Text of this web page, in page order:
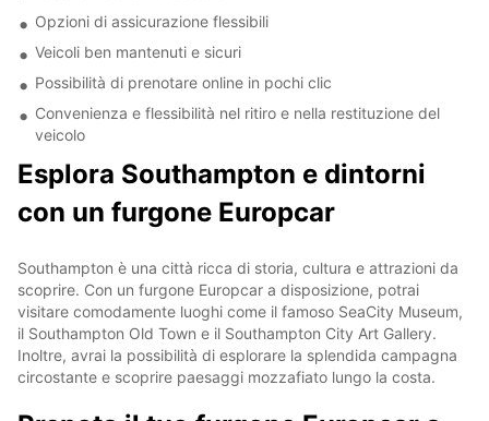
Opzioni di assicurazione flessibili
Veicoli ben mantenuti e sicuri
Possibilità di prenotare online in pochi clic
Convenienza e flessibilità nel ritiro e nella restituzione del
veicolo
Esplora Southampton e dintorni
con un furgone Europcar
Southampton è una città ricca di storia, cultura e attrazioni da
scoprire. Con un furgone Europcar a disposizione, potrai
visitare comodamente luoghi come il famoso SeaCity Museum,
il Southampton Old Town e il Southampton City Art Gallery.
Inoltre, avrai la possibilità di esplorare la splendida campagna
circostante e scoprire paesaggi mozzafiato lungo la costa.